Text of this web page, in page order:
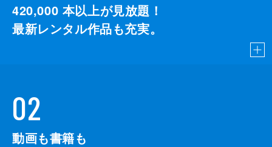
420,000 本以上が見放題！
最新レンタル作品も充実。
02
動画も書籍も